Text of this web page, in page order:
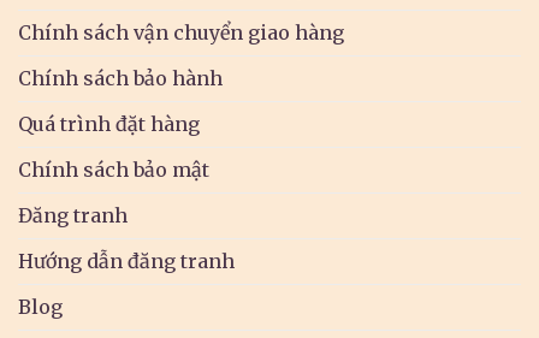
Chính sách vận chuyển giao hàng
Chính sách bảo hành
Quá trình đặt hàng
Chính sách bảo mật
Đăng tranh
Hướng dẫn đăng tranh
Blog